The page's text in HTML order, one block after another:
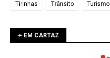
Tirinhas Trânsito Turismo
➛ EM CARTAZ